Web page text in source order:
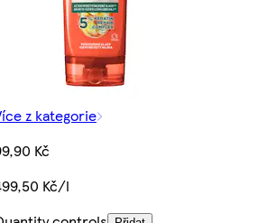
z kategorie
Kč
Kč/l